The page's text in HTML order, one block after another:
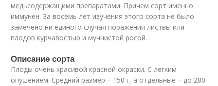
медьсодержащими препаратами. Причем сорт именно
иммунен. За восемь лет изучения этого сорта не было
замечено ни единого случая поражения листвы или
плодов курчавостью и мучнистой росой.
Описание сорта
Плоды очень красивой красной окраски. С легким
опушением. Средний размер – 150 г, а отдельные – до 280